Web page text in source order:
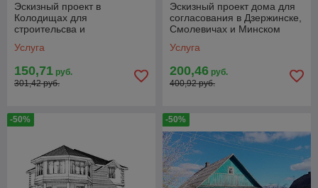
Эскизный проект в
Колодищах для
строительсва и
в короткие сроки.
Услуга
150,71 руб.
301,42 руб.
Эскизный проект дома для
согласования в Дзержинске,
Смолевичах и Минском
Услуга
200,46 руб.
400,92 руб.
-50% -50%